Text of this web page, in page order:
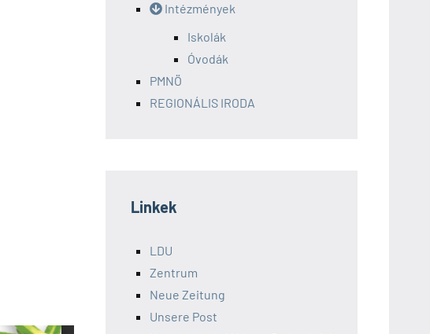
Intézmények
Iskolák
Óvodák
PMNÖ
REGIONÁLIS IRODA
Linkek
LDU
Zentrum
Neue Zeitung
Unsere Post